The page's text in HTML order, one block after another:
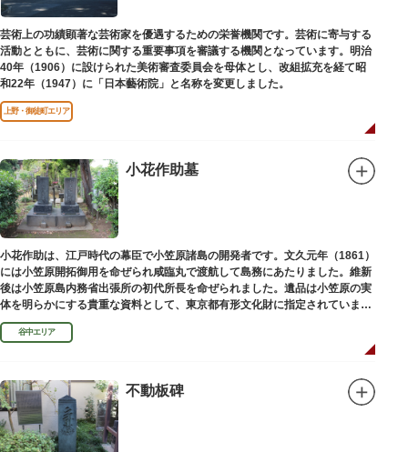
芸術上の功績顕著な芸術家を優遇するための栄誉機関です。芸術に寄与する
活動とともに、芸術に関する重要事項を審議する機関となっています。明治
40年（1906）に設けられた美術審査委員会を母体とし、改組拡充を経て昭
和22年（1947）に「日本藝術院」と名称を変更しました。
上野・御徒町エリア
小花作助墓
小花作助は、江戸時代の幕臣で小笠原諸島の開発者です。文久元年（1861）
には小笠原開拓御用を命ぜられ咸臨丸で渡航して島務にあたりました。維新
後は小笠原島内務省出張所の初代所長を命ぜられました。遺品は小笠原の実
体を明らかにする貴重な資料として、東京都有形文化財に指定されていま
す。お墓は谷中霊園にあります。
谷中エリア
不動板碑